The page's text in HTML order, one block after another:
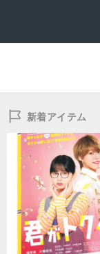
新着アイテム